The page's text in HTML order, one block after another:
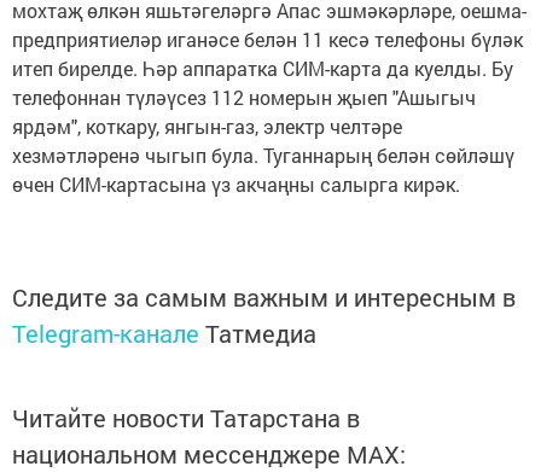
мохтаҗ өлкән яшьтәгеләргә Апас эшмәкәрләре, оешма-
предприятиеләр иганәсе белән 11 кесә телефоны бүләк
итеп бирелде. Һәр аппаратка СИМ-карта да куелды. Бу
телефоннан түләүсез 112 номерын җыеп "Ашыгыч
ярдәм", коткару, янгын-газ, электр челтәре
хезмәтләренә чыгып була. Туганнарың белән сөйләшү
өчен СИМ-картасына үз акчаңны салырга кирәк.
Следите за самым важным и интересным в
Telegram-канале Татмедиа
Читайте новости Татарстана в
национальном мессенджере MАХ: